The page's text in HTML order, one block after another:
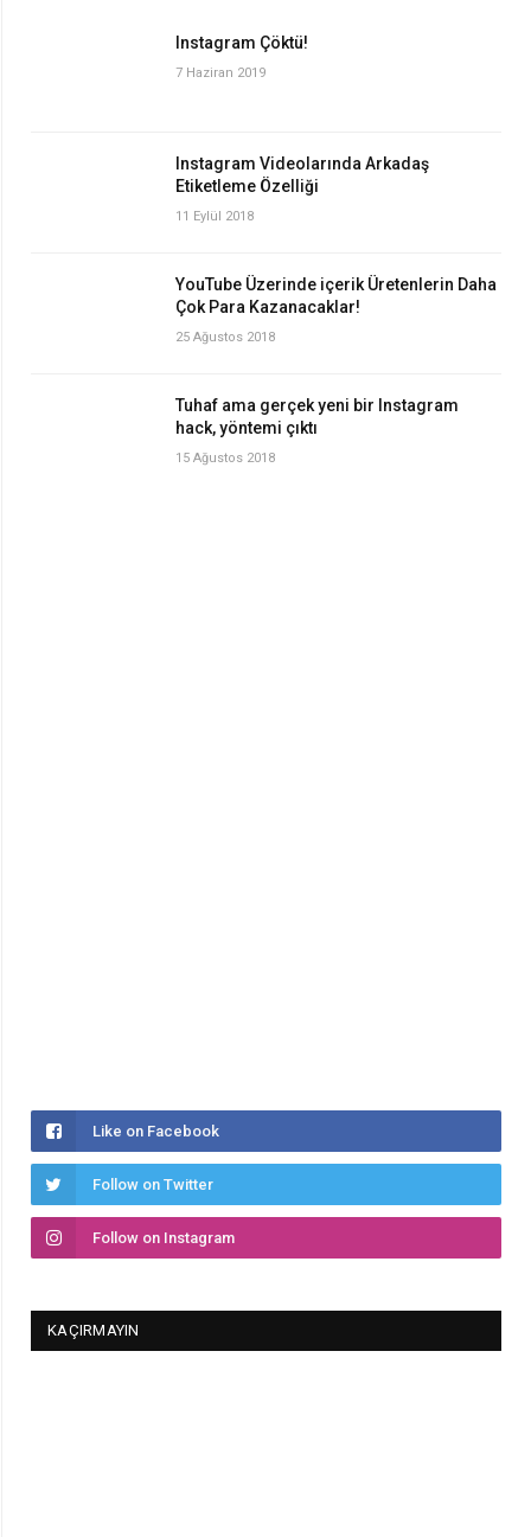
Instagram Çöktü!
7 Haziran 2019
Instagram Videolarında Arkadaş
Etiketleme Özelliği
11 Eylül 2018
YouTube Üzerinde içerik Üretenlerin Daha
Çok Para Kazanacaklar!
25 Ağustos 2018
Tuhaf ama gerçek yeni bir Instagram
hack, yöntemi çıktı
15 Ağustos 2018
Like on Facebook
Follow on Twitter
Follow on Instagram
KAÇIRMAYIN